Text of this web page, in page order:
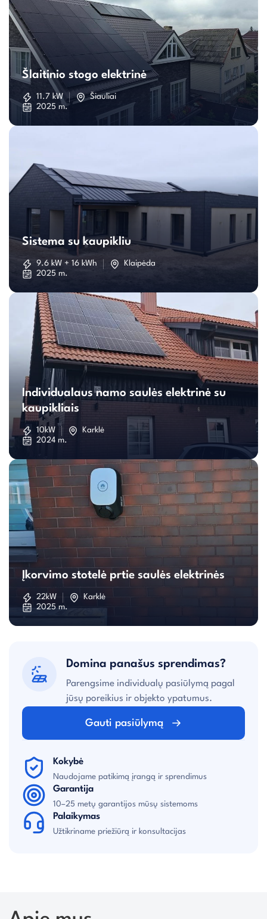
Šlaitinio
stogo
elektrinė
Šlaitinio stogo elektrinė
11.7 kW
Šiauliai
2025 m.
Sistema
su
kaupikliu
Sistema su kaupikliu
9.6 kW + 16 kWh
Klaipėda
2025 m.
Individualaus
namo
saulės
elektrinė
su
kaupikliais
Individualaus namo saulės elektrinė su
kaupikliais
10kW
Karklė
2024 m.
Įkorvimo
stotelė
Įkorvimo stotelė prtie saulės elektrinės
22kW
Karklė
2025 m.
Domina panašus sprendimas?
Parengsime individualų pasiūlymą pagal
jūsų poreikius ir objekto ypatumus.
Gauti pasiūlymą
Kokybė
Naudojame patikimą įrangą ir sprendimus
Garantija
10–25 metų garantijos mūsų sistemoms
Palaikymas
Užtikriname priežiūrą ir konsultacijas